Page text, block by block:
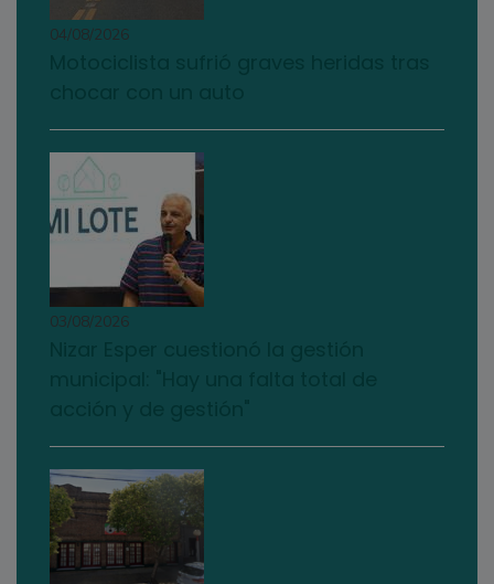
04/08/2026
03/08/2026